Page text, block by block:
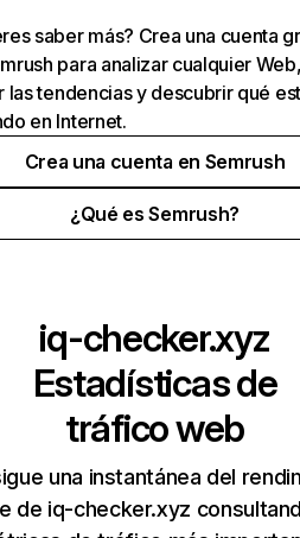
saber más? Crea una cuenta
para analizar cualquier
las tendencias y descubrir qué
en Internet.
Crea una cuenta en Semrush
¿Qué es Semrush?
iq-checker.xyz
Estadísticas de
tráfico web
una instantánea del
de iq-checker.xyz